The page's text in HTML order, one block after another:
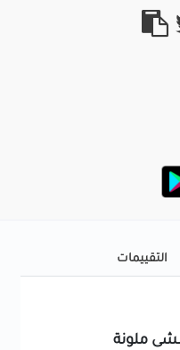
التقييمات
ملونة